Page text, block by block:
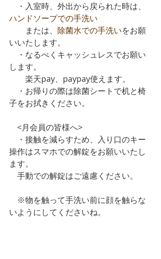
・入室時、外出から戻られた時は、
ハンドソープでの手洗い
または、 除菌水での手洗いをお願
いいたします。
・なるべくキャッシュレスでお願い
します。
楽天pay、paypay使えます。
・お帰りの際は除菌シートで机と椅
子をお拭きください。
<月会員の皆様へ>
・接触を減らすため、入り口のキー
操作はスマホでの解錠をお願いいたし
ます。
手動での解錠はご遠慮ください。
※物を触って手洗い前に顔を触らな
いようにしてくださいね。